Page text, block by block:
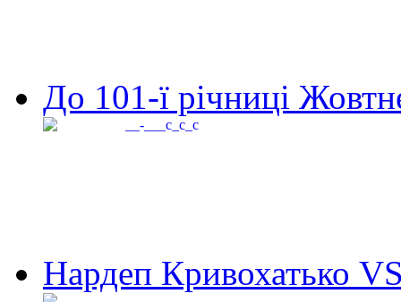
До 101-ї річниці
Нардеп Кривохатько